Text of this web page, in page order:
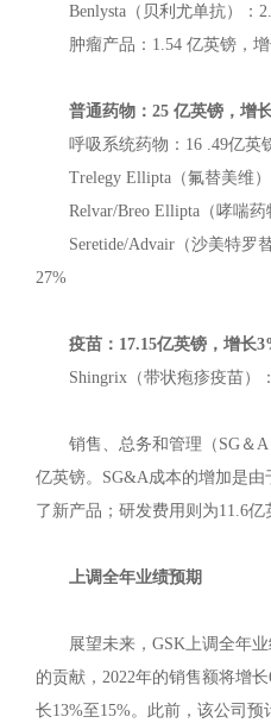
Benlysta（贝利尤单抗）：
肿瘤产品：1.54 亿英镑，
普通药物：25 亿英镑，增
呼吸系统药物：16 .49亿英
Trelegy Ellipta（氟替美维
Relvar/Breo Ellipta（哮喘
Seretide/Advair（沙美特罗
27%
疫苗：17.15亿英镑，增长
Shingrix（带状疱疹疫苗）
销售、总务和管理（SG＆
亿英镑。SG&A成本的增加是
了新产品；研发费用则为11.6亿
上调全年业绩预期
展望未来，GSK上调全年
的贡献，2022年的销售额将增
长13%至15%。此前，该公司预